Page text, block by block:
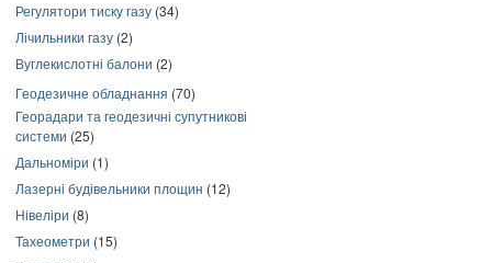
Регулятори тиску газу (34)
Лічильники газу (2)
Вуглекислотні балони (2)
Геодезичне обладнання (70)
Георадари та геодезичні супутникові
системи (25)
Дальноміри (1)
Лазерні будівельники площин (12)
Нівеліри (8)
Тахеометри (15)